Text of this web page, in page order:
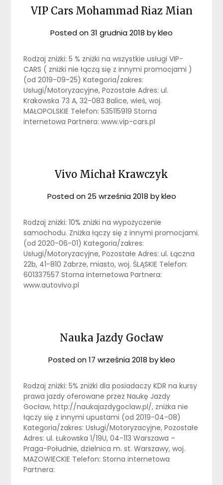
VIP Cars Mohammad Riaz Mian
Posted on31 grudnia 2018 bykleo
Rodzaj zniżki: 5 % zniżki na wszystkie usługi VIP-
CARS ( zniżki nie łączą się z innymi promocjami )
(od 2019-09-25) Kategoria/zakres:
Usługi/Motoryzacyjne, Pozostałe Adres: ul.
Krakowska 73 A, 32-083 Balice, wieś, woj.
MAŁOPOLSKIE Telefon: 535115919 Storna
internetowa Partnera: www.vip-cars.pl
Vivo Michał Krawczyk
Posted on25 września 2018 bykleo
Rodzaj zniżki: 10% zniżki na wypożyczenie
samochodu. Zniżka łączy się z innymi promocjami.
(od 2020-06-01) Kategoria/zakres:
Usługi/Motoryzacyjne, Pozostałe Adres: ul. Łączna
22b, 41-810 Zabrze, miasto, woj. ŚLĄSKIE Telefon:
601337557 Storna internetowa Partnera:
www.autovivo.pl
Nauka Jazdy Gocław
Posted on17 września 2018 bykleo
Rodzaj zniżki: 5% zniżki dla posiadaczy KDR na kursy
prawa jazdy oferowane przez Naukę Jazdy
Gocław, http://naukajazdygoclaw.pl/, zniżka nie
łączy się z innymi upustami (od 2019-04-08)
Kategoria/zakres: Usługi/Motoryzacyjne, Pozostałe
Adres: ul. Łukowska 1/19U, 04-113 Warszawa –
Praga-Południe, dzielnica m. st. Warszawy, woj.
MAZOWIECKIE Telefon: Storna internetowa
Partnera: